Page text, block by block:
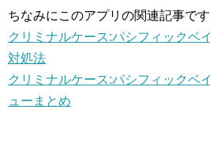
ちなみにこのアプリの関連記事です
クリミナルケース:パシフィックベ
対処法
クリミナルケース:パシフィックベ
ューまとめ